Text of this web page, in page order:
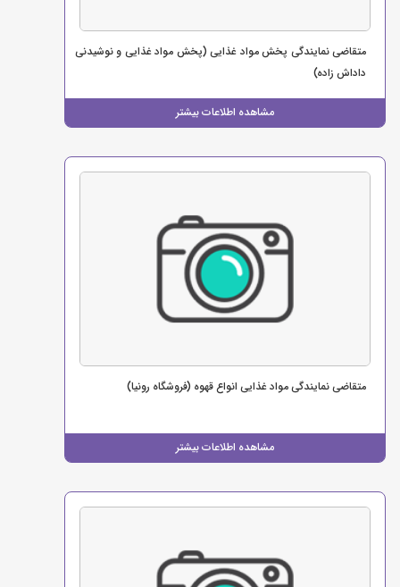
مشاهده اطلاعات بیشتر
متقاضی نمایندگی پخش مواد غذایی (پخش مواد غذایی و نوشیدنی
داداش زاده)
مشاهده اطلاعات بیشتر
متقاضی نمایندگی مواد غذایی انواع قهوه (فروشگاه رونیا)